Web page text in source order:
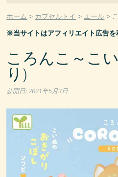
ホーム カプセルトイ エール
※当サイトはアフィリエイト広告を
ころんこ～こ
り)
公開日:2021年5月3日